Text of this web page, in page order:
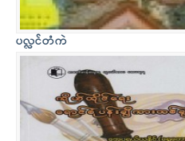
ပလ္လင်တံကဲ